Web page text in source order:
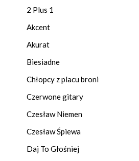
2 Plus 1
Akcent
Akurat
Biesiadne
Chłopcy z placu broni
Czerwone gitary
Czesław Niemen
Czesław Śpiewa
Daj To Głośniej